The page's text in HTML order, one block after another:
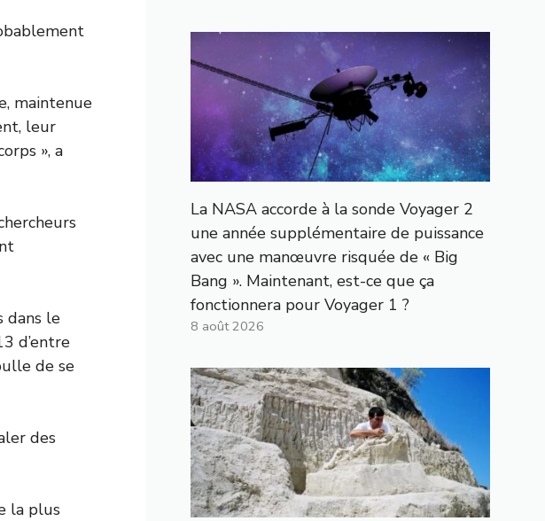
maintenue
leur
», a
dans le
d’entre
de se
des
la plus
La NASA accorde à la sonde Voyager 2
une année supplémentaire de puissance
avec une manœuvre risquée de « Big
Bang ». Maintenant, est-ce que ça
fonctionnera pour Voyager 1 ?
8 août 2026